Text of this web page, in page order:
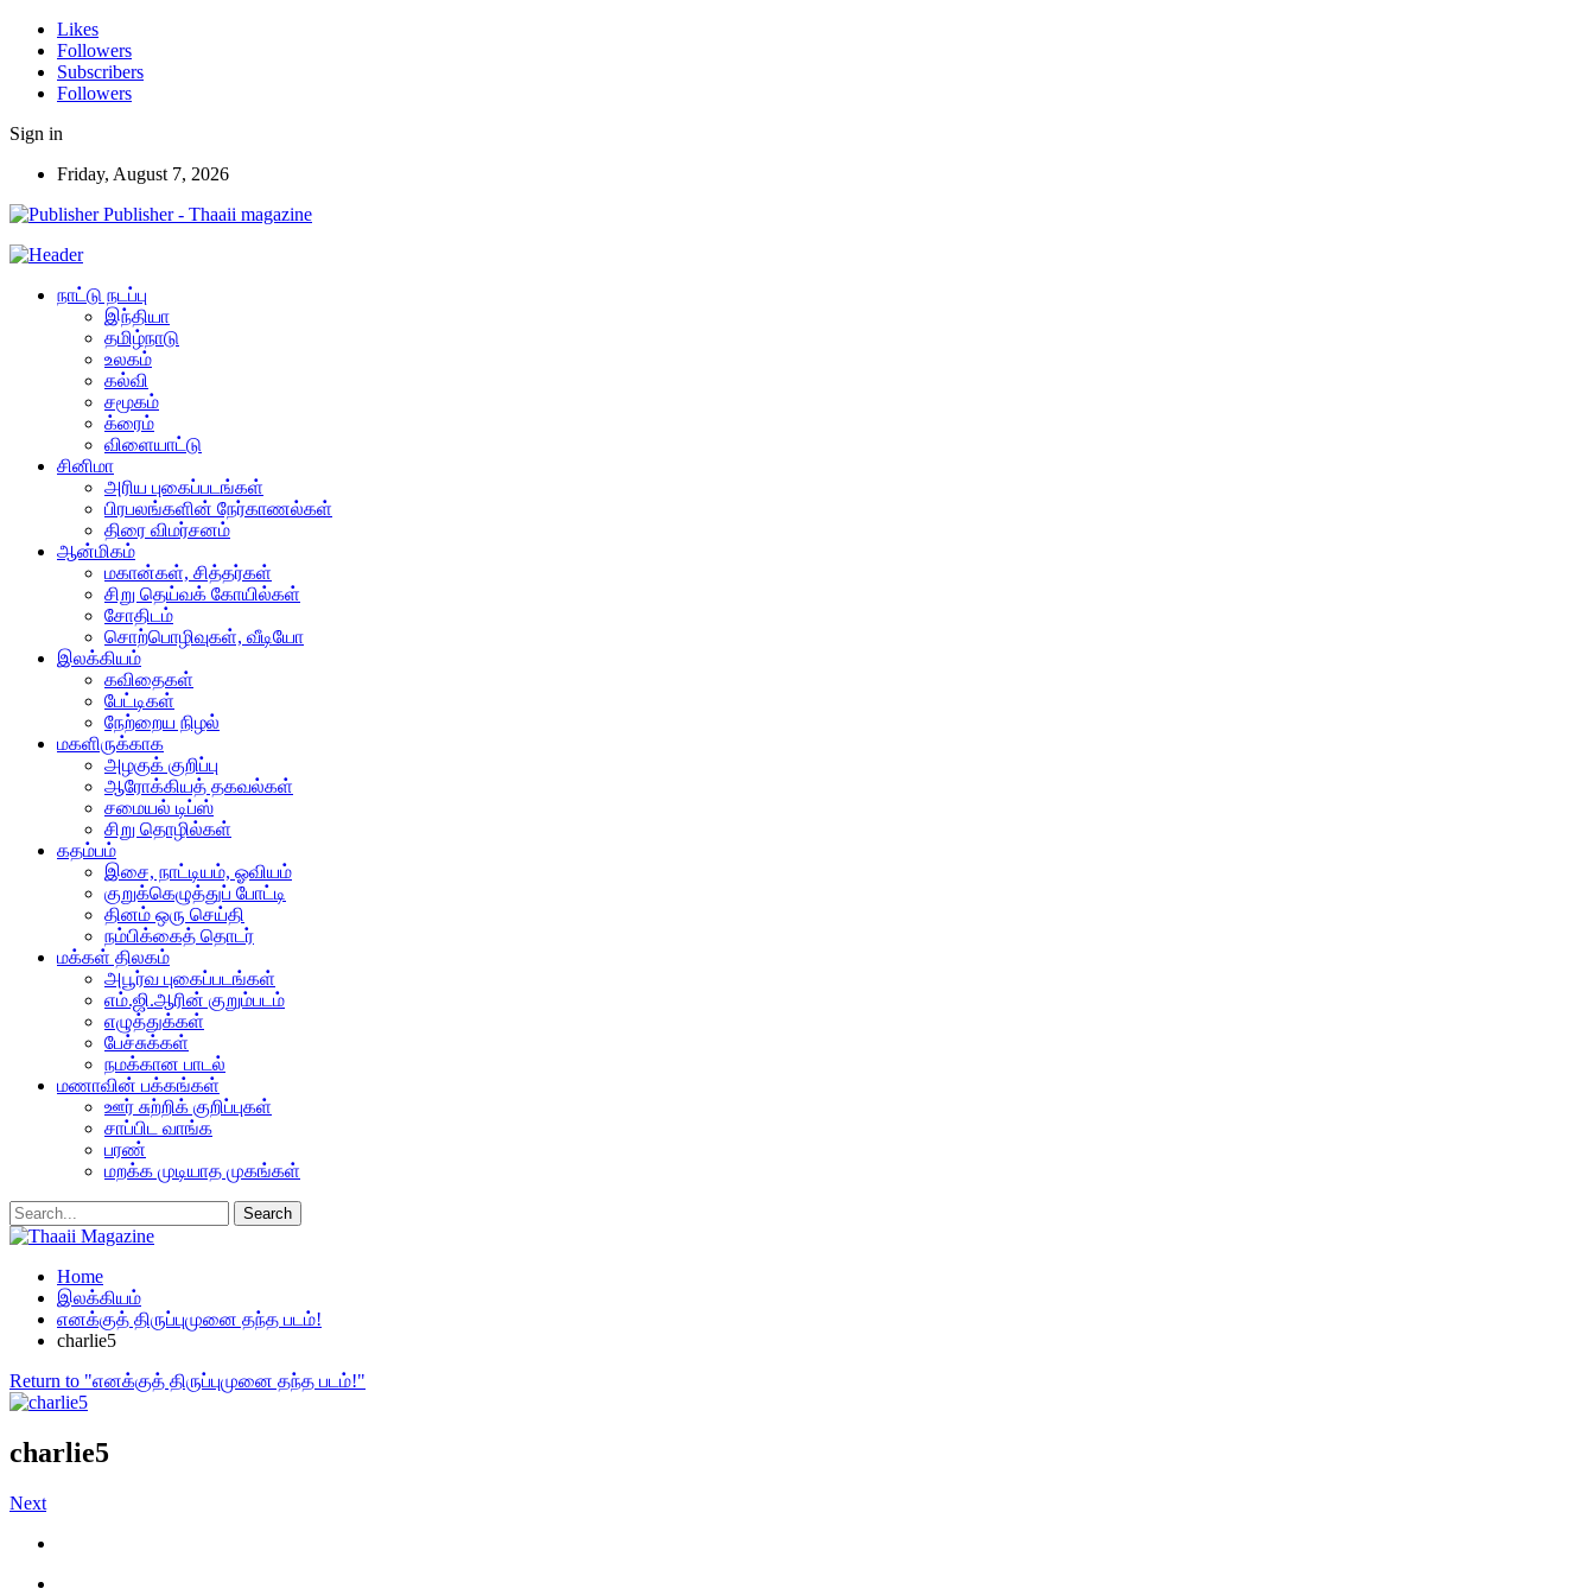
Likes
Followers
Subscribers
Followers
Sign in
Friday, August 7, 2026
Publisher - Thaaii magazine
நாட்டு நடப்பு
இந்தியா
தமிழ்நாடு
உலகம்
கல்வி
சமூகம்
க்ரைம்
விளையாட்டு
சினிமா
அரிய புகைப்படங்கள்
பிரபலங்களின் நேர்காணல்கள்
திரை விமர்சனம்
ஆன்மிகம்
மகான்கள், சித்தர்கள்
சிறு தெய்வக் கோயில்கள்
சோதிடம்
சொற்பொழிவுகள், வீடியோ
இலக்கியம்
கவிதைகள்
பேட்டிகள்
நேற்றைய நிழல்
மகளிருக்காக
அழகுக் குறிப்பு
ஆரோக்கியத் தகவல்கள்
சமையல் டிப்ஸ்
சிறு தொழில்கள்
கதம்பம்
இசை, நாட்டியம், ஓவியம்
குறுக்கெழுத்துப் போட்டி
தினம் ஒரு செய்தி
நம்பிக்கைத் தொடர்
மக்கள் திலகம்
அபூர்வ புகைப்படங்கள்
எம்.ஜி.ஆரின் குறும்படம்
எழுத்துக்கள்
பேச்சுக்கள்
நமக்கான பாடல்
மணாவின் பக்கங்கள்
ஊர் சுற்றிக் குறிப்புகள்
சாப்பிட வாங்க
பரண்
மறக்க முடியாத முகங்கள்
Home
இலக்கியம்
எனக்குத் திருப்புமுனை தந்த படம்!
charlie5
Return to "எனக்குத் திருப்புமுனை தந்த படம்!"
charlie5
Next